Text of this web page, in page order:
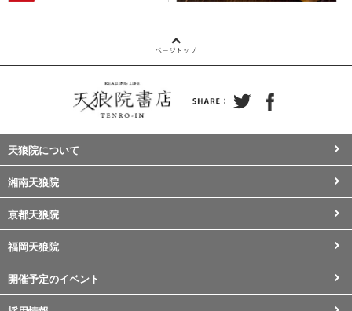
天狼院について
湘南天狼院
京都天狼院
福岡天狼院
開催予定のイベント